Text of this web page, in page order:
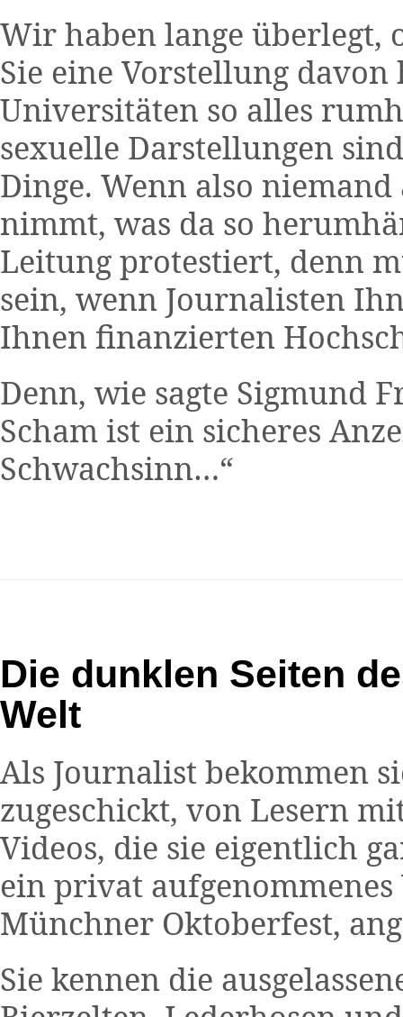
Wir haben lange überlegt,
Sie eine Vorstellung
Universitäten so alles
sexuelle Darstellungen
Dinge. Wenn also
nimmt, was da so
Leitung protestiert, denn
sein, wenn Journalisten
Ihnen finanzierten
Denn, wie sagte Sigmund
Scham ist ein sicheres
Schwachsinn…“
Die dunklen Seiten
Welt
Als Journalist bekommen
zugeschickt, von Lesern
Videos, die sie eigentlich
ein privat
Münchner Oktoberfest,
Sie kennen die